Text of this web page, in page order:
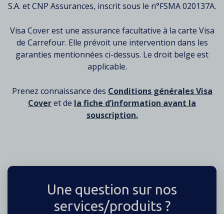
S.A. et CNP Assurances, inscrit sous le n°FSMA 020137A.
Visa Cover est une assurance facultative à la carte Visa
de Carrefour. Elle prévoit une intervention dans les
garanties mentionnées ci-dessus. Le droit belge est
applicable.
Prenez connaissance des Conditions générales Visa
Coveret de la fiche d’information avant la
souscription.
Une question sur nos
services/produits ?